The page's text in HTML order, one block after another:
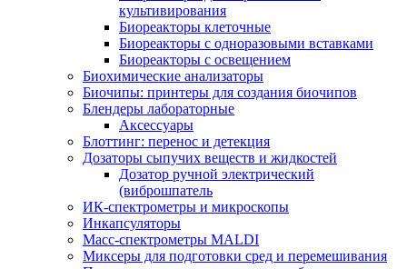
культивирования
Биореакторы клеточные
Биореакторы с одноразовыми вставками
Биореакторы с освещением
Биохимические анализаторы
Биочипы: принтеры для создания биочипов
Блендеры лабораторные
Аксессуары
Блоттинг: перенос и детекция
Дозаторы сыпучих веществ и жидкостей
Дозатор ручной электрический
(виброшпатель
ИК-спектрометры и микроскопы
Инкапсуляторы
Масс-спектрометры MALDI
Миксеры для подготовки сред и перемешивания